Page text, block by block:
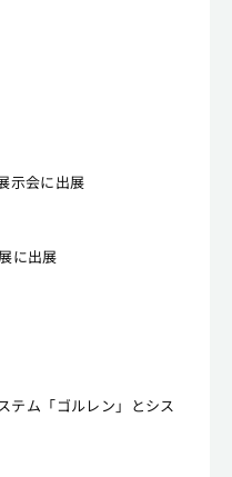
示会に出展
に出展
テム「ゴルレン」とシス